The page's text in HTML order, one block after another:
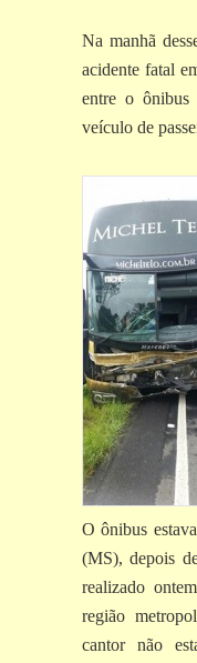
Na manhã
acidente fatal
entre o
veículo de
O ônibus
(MS), depois
realizado
região
cantor não